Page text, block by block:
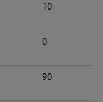
10
0
90